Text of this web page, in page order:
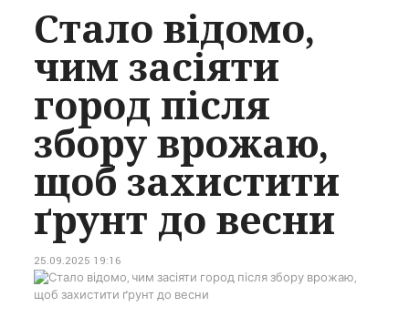
Стало відомо,
чим засіяти
город після
збору врожаю,
щоб захистити
ґрунт до весни
25.09.2025 19:16